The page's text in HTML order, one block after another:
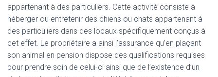
appartenant à des particuliers. Cette activité consiste à
héberger ou entretenir des chiens ou chats appartenant à
des particuliers dans des locaux spécifiquement conçus à
cet effet. Le propriétaire a ainsi l’assurance qu’en plaçant
son animal en pension dispose des qualifications requises
pour prendre soin de celui-ci ainsi que de l’existence d’un